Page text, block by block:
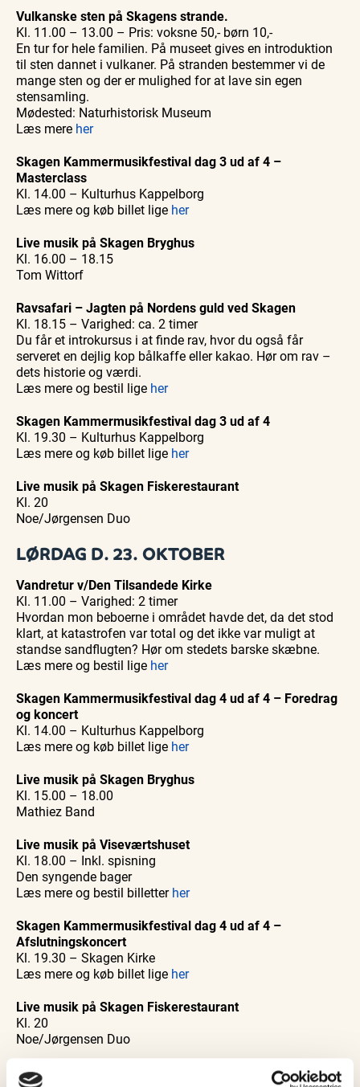
Vulkanske sten på Skagens strande.
Kl. 11.00 – 13.00 – Pris: voksne 50,- børn 10,-
En tur for hele familien. På museet gives en introduktion
til sten dannet i vulkaner. På stranden bestemmer vi de
mange sten og der er mulighed for at lave sin egen
stensamling.
Mødested: Naturhistorisk Museum
Læs mere her
Skagen Kammermusikfestival dag 3 ud af 4 –
Masterclass
Kl. 14.00 – Kulturhus Kappelborg
Læs mere og køb billet lige her
Live musik på Skagen Bryghus
Kl. 16.00 – 18.15
Tom Wittorf
Ravsafari – Jagten på Nordens guld ved Skagen
Kl. 18.15 – Varighed: ca. 2 timer
Du får et introkursus i at finde rav, hvor du også får
serveret en dejlig kop bålkaffe eller kakao. Hør om rav –
dets historie og værdi.
Læs mere og bestil lige her
Skagen Kammermusikfestival dag 3 ud af 4
Kl. 19.30 – Kulturhus Kappelborg
Læs mere og køb billet lige her
Live musik på Skagen Fiskerestaurant
Kl. 20
Noe/Jørgensen Duo
LØRDAG D. 23. OKTOBER
Vandretur v/Den Tilsandede Kirke
Kl. 11.00 – Varighed: 2 timer
Hvordan mon beboerne i området havde det, da det stod
klart, at katastrofen var total og det ikke var muligt at
standse sandflugten? Hør om stedets barske skæbne.
Læs mere og bestil lige her
Skagen Kammermusikfestival dag 4 ud af 4 – Foredrag
og koncert
Kl. 14.00 – Kulturhus Kappelborg
Læs mere og køb billet lige her
Live musik på Skagen Bryghus
Kl. 15.00 – 18.00
Mathiez Band
Live musik på Viseværtshuset
Kl. 18.00 – Inkl. spisning
Den syngende bager
Læs mere og bestil billetterher
Skagen Kammermusikfestival dag 4 ud af 4 –
Afslutningskoncert
Kl. 19.30 – Skagen Kirke
Læs mere og køb billet lige her
Live musik på Skagen Fiskerestaurant
Kl. 20
Noe/Jørgensen Duo
SØNDAG D. 24. OKTOBER